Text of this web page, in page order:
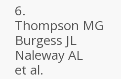
6.
Thompson MG
Burgess JL
Naleway AL
et al.